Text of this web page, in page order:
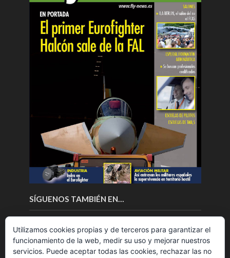
SÍGUENOS TAMBIÉN EN…
Utilizamos cookies propias y de terceros para garantizar el
funcionamiento de la web, medir su uso y mejorar nuestros
servicios. Puede aceptar todas las cookies, rechazar las no